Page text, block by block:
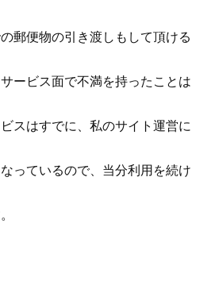
郵便物の引き渡しもして頂ける
ービス面で不満を持ったことは
スはすでに、私のサイト運営に
っているので、当分利用を続け